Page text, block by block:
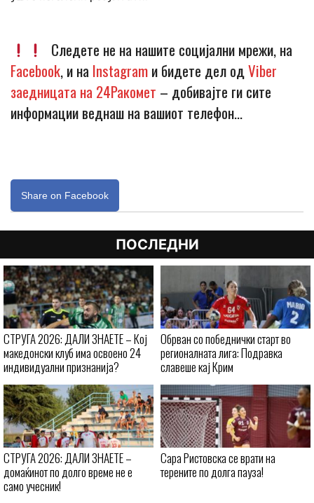
Следете не на нашите социјални мрежи, на
Facebook, и наInstagramи бидете дел одViber
заедницата на 24Ракомет – добивајте ги сите
информации веднаш на вашиот телефон…
Share on Facebook
ПОСЛЕДНИ
СТРУГА 2026: ДАЛИ ЗНАЕТЕ – Кој
македонски клуб има освоено 24
индивидуални признанија?
Обрван со победнички старт во
регионалната лига: Подравка
славеше кај Крим
СТРУГА 2026: ДАЛИ ЗНАЕТЕ –
домаќинот по долго време не е
само учесник!
Сара Ристовска се врати на
терените по долга пауза!